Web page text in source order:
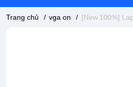
Trang chủ / vga on / [New 100%]